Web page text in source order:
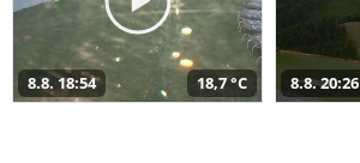
8.8. 18:54 18,7 °C 8.8. 20:26